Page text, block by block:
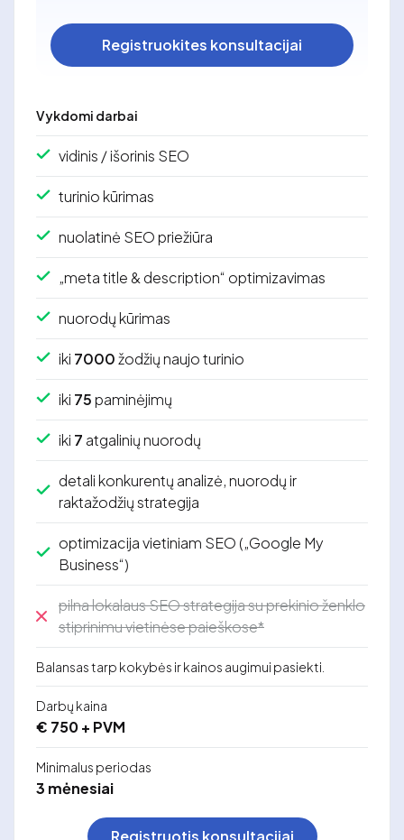
Registruokites konsultacijai
Vykdomi darbai
vidinis / išorinis SEO
turinio kūrimas
nuolatinė SEO priežiūra
„meta title & description“ optimizavimas
nuorodų kūrimas
iki 7000žodžių naujo turinio
iki 75paminėjimų
iki 7 atgalinių nuorodų
detali konkurentų analizė, nuorodų ir
raktažodžių strategija
optimizacija vietiniam SEO („Google My
Business“)
pilna lokalaus SEO strategija su prekinio ženklo
stiprinimu vietinėse paieškose*
Balansas tarp kokybės ir kainos augimui pasiekti.
Darbų kaina
€ 750 + PVM
Minimalus periodas
3 mėnesiai
Registruotis konsultacijai